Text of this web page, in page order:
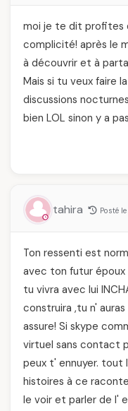
moi je te dit
complicité! après le
à découvrir et à
Mais si tu veux faire
discussions
bien LOL sinon y a
tahira Posté
Ton ressenti est
avec ton futur époux
tu vivra avec lui
construira ,tu n'
assure! Si skype
virtuel sans contact
peux t' ennuyer. tout
histoires à ce
le voir et parler de l'